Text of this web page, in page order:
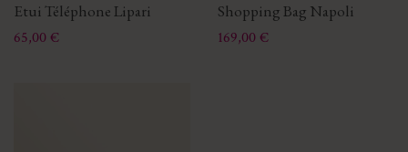
Etui Téléphone Lipari
Prix
65,00 €
Shopping Bag Napoli
Prix
169,00 €